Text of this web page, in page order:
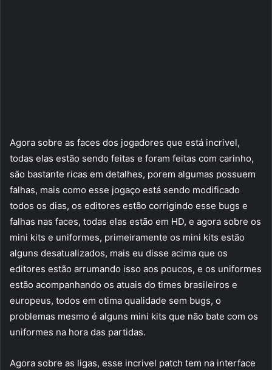
Agora sobre as faces dos jogadores que está incrivel,
todas elas estão sendo feitas e foram feitas com carinho,
são bastante ricas em detalhes, porem algumas possuem
falhas, mais como esse jogaço está sendo modificado
todos os dias, os editores estão corrigindo esse bugs e
falhas nas faces, todas elas estão em HD, e agora sobre os
mini kits e uniformes, primeiramente os mini kits estão
alguns desatualizados, mais eu disse acima que os
editores estão arrumando isso aos poucos, e os uniformes
estão acompanhando os atuais do times brasileiros e
europeus, todos em otima qualidade sem bugs, o
problemas mesmo é alguns mini kits que não bate com os
uniformes na hora das partidas.
Agora sobre as ligas, esse incrivel patch tem na interface